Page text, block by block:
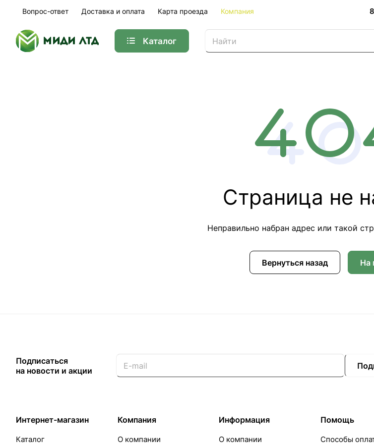
Вопрос-ответ Доставка и оплата Карта проезда Компания
Каталог
Страница не
Неправильно набран адрес или такой
Вернуться назад На
Подписаться
на новости и акции
Интернет-магазин
Каталог
Компания
О компании
Информация
О компании
Помощь
Способы